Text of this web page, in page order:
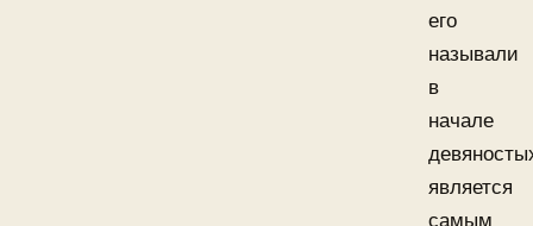
его
называли
в
начале
является
самым